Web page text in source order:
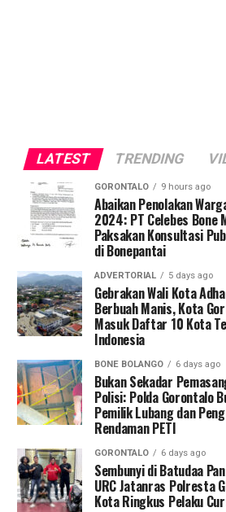
LATEST TRENDING
GORONTALO 9 hours ago
Abaikan Penolakan
2024: PT Celebes Bone
Paksakan Konsultasi
di Bonepantai
ADVERTORIAL 5 days ago
Gebrakan Wali Kota
Berbuah Manis, Kota
Masuk Daftar 10 Kota
Indonesia
BONE BOLANGO 6 days ago
Bukan Sekadar
Polisi: Polda Gorontalo
Pemilik Lubang dan
Rendaman PETI
GORONTALO 6 days ago
Sembunyi di Batudaa
URC Jatanras Polresta
Kota Ringkus Pelaku